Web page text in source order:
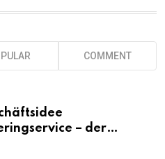
COMMENT
– der